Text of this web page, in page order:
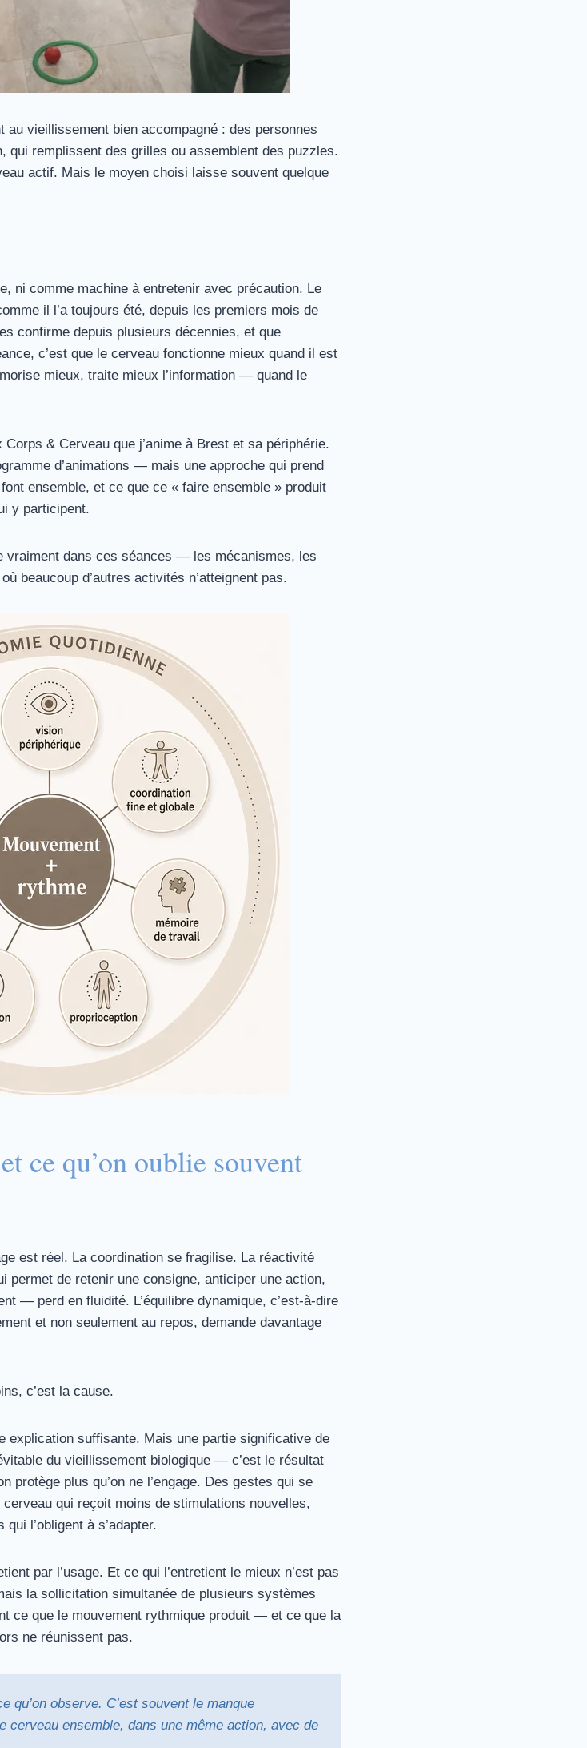
au vieillissement bien accompagné : des personnes
qui remplissent des grilles ou assemblent des puzzles.
actif. Mais le moyen choisi laisse souvent quelque
ni comme machine à entretenir avec précaution. Le
il l’a toujours été, depuis les premiers mois de
confirme depuis plusieurs décennies, et que
c’est que le cerveau fonctionne mieux quand il est
mieux, traite mieux l’information — quand le
& Cerveau que j’anime à Brest et sa périphérie.
d’animations — mais une approche qui prend
ensemble, et ce que ce « faire ensemble » produit
y participent.
vraiment dans ces séances — les mécanismes, les
beaucoup d’autres activités n’atteignent pas.
ce qu’on oublie souvent
est réel. La coordination se fragilise. La réactivité
de retenir une consigne, anticiper une action,
— perd en fluidité. L’équilibre dynamique, c’est-à-dire
et non seulement au repos, demande davantage
c’est la cause.
explication suffisante. Mais une partie significative de
du vieillissement biologique — c’est le résultat
protège plus qu’on ne l’engage. Des gestes qui se
qui reçoit moins de stimulations nouvelles,
l’obligent à s’adapter.
par l’usage. Et ce qui l’entretient le mieux n’est pas
la sollicitation simultanée de plusieurs systèmes
ce que le mouvement rythmique produit — et ce que la
ne réunissent pas.
qu’on observe. C’est souvent le manque
cerveau ensemble, dans une même action, avec de